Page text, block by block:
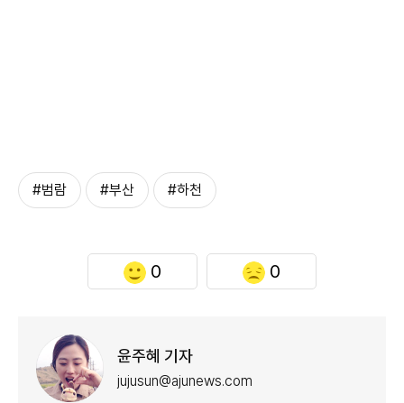
#범람 #부산 #하천
0 0
윤주혜 기자
jujusun@ajunews.com